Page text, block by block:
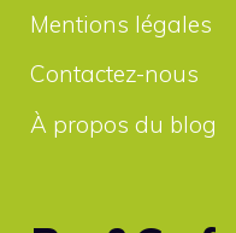
Mentions légales
Contactez-nous
À propos du blog